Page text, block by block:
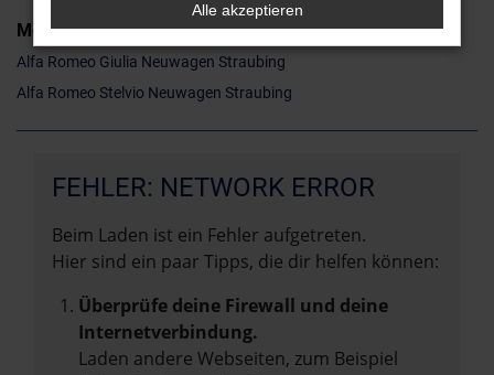
Modelle
Alfa Romeo Giulia Neuwagen Straubing
Alfa Romeo Stelvio Neuwagen Straubing
FEHLER: NETWORK ERROR
Beim Laden ist ein Fehler aufgetreten.
Hier sind ein paar Tipps, die dir helfen können:
Überprüfe deine Firewall und deine
Internetverbindung.
Laden andere Webseiten, zum Beispiel
Alle akzeptieren